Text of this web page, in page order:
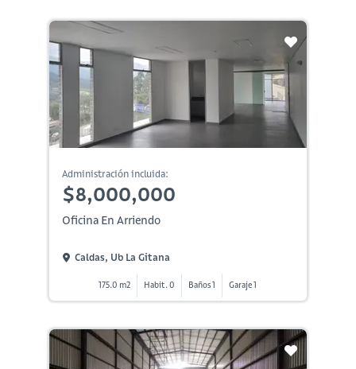
Administración incluida:
$8,000,000
Oficina En Arriendo
Caldas, Ub La Gitana
175.0 m2 Habit. 0 Baños 1 Garaje 1